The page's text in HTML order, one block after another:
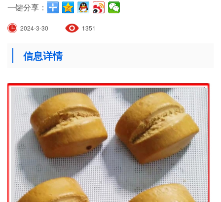
一键分享：
2024-3-30 1351
信息详情